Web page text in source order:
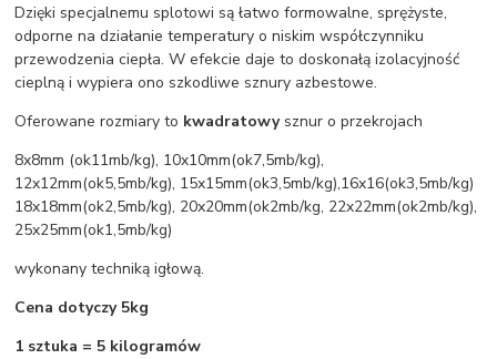
Dzięki specjalnemu splotowi są łatwo formowalne, sprężyste,
odporne na działanie temperatury o niskim współczynniku
przewodzenia ciepła. W efekcie daje to doskonałą izolacyjność
cieplną i wypiera ono szkodliwe sznury azbestowe.
Oferowane rozmiary to kwadratowysznur o przekrojach
8x8mm (ok11mb/kg), 10x10mm(ok7,5mb/kg),
12x12mm(ok5,5mb/kg), 15x15mm(ok3,5mb/kg),16x16(ok3,5mb/kg)
18x18mm(ok2,5mb/kg), 20x20mm(ok2mb/kg, 22x22mm(ok2mb/kg),
25x25mm(ok1,5mb/kg)
wykonany techniką igłową.
Cena dotyczy 5kg
1 sztuka = 5 kilogramów